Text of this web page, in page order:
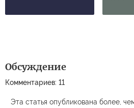
Обсуждение
Комментариев: 11
Эта статья опубликована более,